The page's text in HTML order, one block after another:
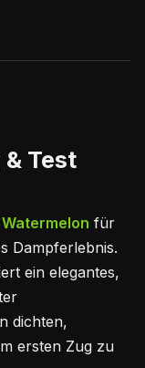
Test
für
Dampferlebnis.
ein elegantes,
dichten,
ersten Zug zu